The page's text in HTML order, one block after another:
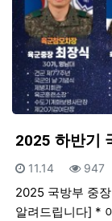
2025 하반기
등록일
11.14 조회
947
2025 국방부 중
알려드립니다] *